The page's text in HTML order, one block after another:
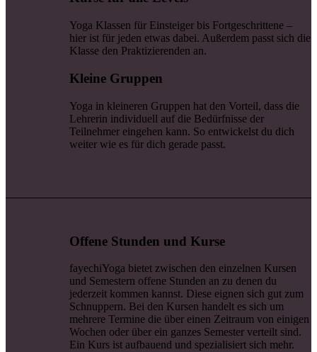
Yoga Klassen für Einsteiger bis Fortgeschrittene –
hier ist für jeden etwas dabei. Außerdem passt sich die
Klasse den Praktizierenden an.
Kleine Gruppen
Yoga in kleineren Gruppen hat den Vorteil, dass die
Lehrerin individuell auf die Bedürfnisse der
Teilnehmer eingehen kann. So entwickelst du dich
weiter wie es für dich gerade passt.
Offene Stunden und Kurse
fayechiYoga bietet zwischen den einzelnen Kursen
und Semestern offene Stunden an zu denen du
jederzeit kommen kannst. Diese eignen sich gut zum
Schnuppern. Bei den Kursen handelt es sich um
mehrere Termine die über einen Zeitraum von einigen
Wochen oder über ein ganzes Semester verteilt sind.
Ein Kurs ist aufbauend und spezialisiert sich mehr.